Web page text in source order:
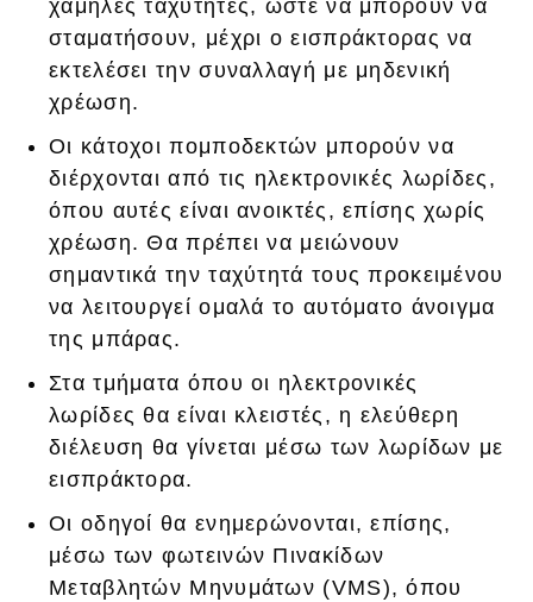
χαμηλές ταχύτητες, ώστε να μπορούν να
σταματήσουν, μέχρι ο εισπράκτορας να
εκτελέσει την συναλλαγή με μηδενική
χρέωση.
Οι κάτοχοι πομποδεκτών μπορούν να
διέρχονται από τις ηλεκτρονικές λωρίδες,
όπου αυτές είναι ανοικτές, επίσης χωρίς
χρέωση. Θα πρέπει να μειώνουν
σημαντικά την ταχύτητά τους προκειμένου
να λειτουργεί ομαλά το αυτόματο άνοιγμα
της μπάρας.
Στα τμήματα όπου οι ηλεκτρονικές
λωρίδες θα είναι κλειστές, η ελεύθερη
διέλευση θα γίνεται μέσω των λωρίδων με
εισπράκτορα.
Οι οδηγοί θα ενημερώνονται, επίσης,
μέσω των φωτεινών Πινακίδων
Μεταβλητών Μηνυμάτων (VMS), όπου